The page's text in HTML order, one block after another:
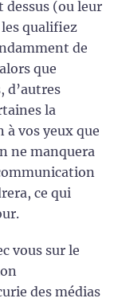
(ou leur
qualifiez
de
que
d’autres
la
vos yeux que
ne manquera
ce qui
vous sur le
des médias